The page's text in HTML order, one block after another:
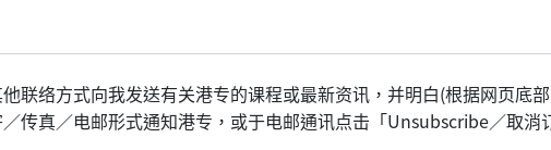
联络方式向我发送有关港专的课程或最新资讯，并明白(根据网页底
传真／电邮形式通知港专，或于电邮通讯点击「Unsubscribe／取消